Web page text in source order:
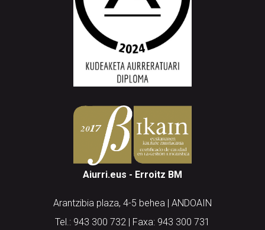
Aiurri.eus - Erroitz BM
Arantzibia plaza, 4-5 behea | ANDOAIN
Tel.: 943 300 732 | Faxa: 943 300 731